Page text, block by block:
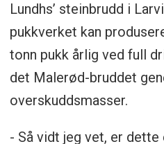
Lundhs’ steinbrudd i
pukkverket kan
tonn pukk årlig ved full
det Malerød-bruddet
overskuddsmasser.
- Så vidt jeg vet, er